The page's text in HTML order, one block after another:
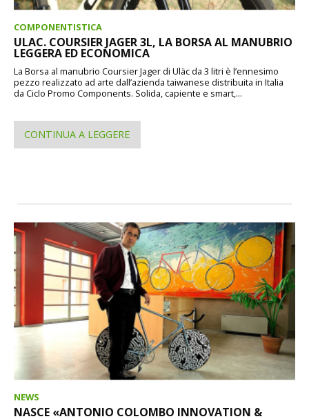
COMPONENTISTICA
ULAC. COURSIER JAGER 3L, LA BORSA AL MANUBRIO
LEGGERA ED ECONOMICA
La Borsa al manubrio Coursier Jager di Uläc da 3 litri è l’ennesimo
pezzo realizzato ad arte dall’azienda taiwanese distribuita in Italia
da Ciclo Promo Components. Solida, capiente e smart,...
CONTINUA A LEGGERE
NEWS
NASCE «ANTONIO COLOMBO INNOVATION &